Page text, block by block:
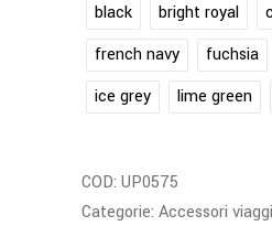
black
bright royal
french navy
fuchsia
ice grey
lime green
COD: UP0575
Categorie: Accessori